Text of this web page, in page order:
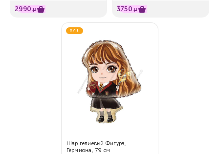
2990 ₽ 3750 ₽
ХИТ
Шар гелиевый Фигура,
Гермиона, 79 см